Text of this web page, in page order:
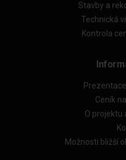
Stavby a
Technická
Kontrola
Ceník
O projektu
Možnosti bližší